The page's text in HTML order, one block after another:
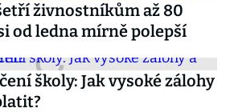
živnostníkům až 80
od ledna mírně polepší
školy: Jak vysoké zálohy